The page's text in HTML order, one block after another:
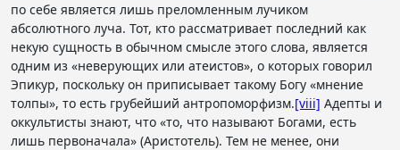
по себе является лишь преломленным лучиком
абсолютного луча. Тот, кто рассматривает последний как
некую сущность в обычном смысле этого слова, является
одним из «неверующих или атеистов», о которых говорил
Эпикур, поскольку он приписывает такому Богу «мнение
толпы», то есть грубейший антропоморфизм.[viii] Адепты и
оккультисты знают, что «то, что называют Богами, есть
лишь первоначала» (Аристотель). Тем не менее, они